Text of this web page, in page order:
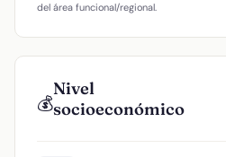
del área funcional/regional.
💰
Nivel
socioeconómico